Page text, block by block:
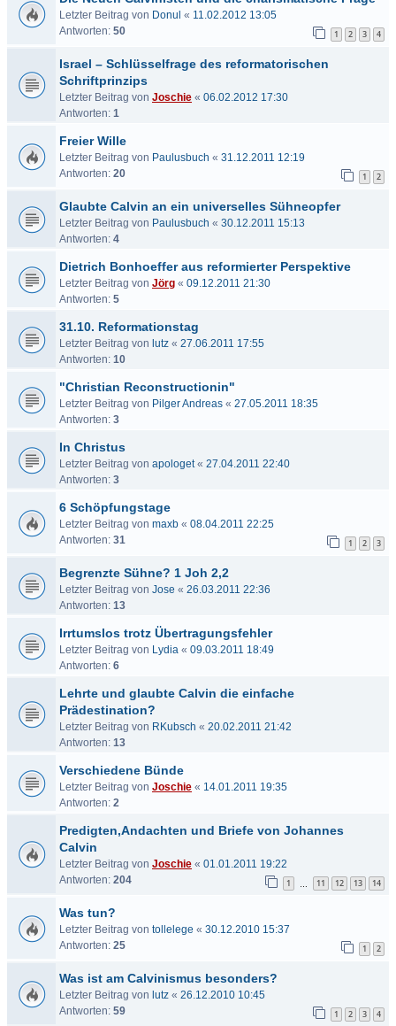
Letzter Beitrag von Donul « 11.02.2012 13:05
Antworten: 50 1 2 3 4
Israel – Schlüsselfrage des reformatorischen
Schriftprinzips
Letzter Beitrag von Joschie « 06.02.2012 17:30
Antworten: 1
Freier Wille
Letzter Beitrag von Paulusbuch « 31.12.2011 12:19
Antworten: 20 1 2
Glaubte Calvin an ein universelles Sühneopfer
Letzter Beitrag von Paulusbuch « 30.12.2011 15:13
Antworten: 4
Dietrich Bonhoeffer aus reformierter Perspektive
Letzter Beitrag von Jörg « 09.12.2011 21:30
Antworten: 5
31.10. Reformationstag
Letzter Beitrag von lutz « 27.06.2011 17:55
Antworten: 10
"Christian Reconstructionin"
Letzter Beitrag von Pilger Andreas « 27.05.2011 18:35
Antworten: 3
In Christus
Letzter Beitrag von apologet« 27.04.2011 22:40
Antworten: 3
6 Schöpfungstage
Letzter Beitrag von maxb « 08.04.2011 22:25
Antworten: 31 1 2 3
Begrenzte Sühne? 1 Joh 2,2
Letzter Beitrag von Jose « 26.03.2011 22:36
Antworten: 13
Irrtumslos trotz Übertragungsfehler
Letzter Beitrag von Lydia « 09.03.2011 18:49
Antworten: 6
Lehrte und glaubte Calvin die einfache
Prädestination?
Letzter Beitrag von RKubsch « 20.02.2011 21:42
Antworten: 13
Verschiedene Bünde
Letzter Beitrag von Joschie « 14.01.2011 19:35
Antworten: 2
Predigten,Andachten und Briefe von Johannes
Calvin
Letzter Beitrag von Joschie « 01.01.2011 19:22
Antworten: 204 1 11 12 13 14
Was tun?
Letzter Beitrag von tollelege « 30.12.2010 15:37
Antworten: 25 1 2
Was ist am Calvinismus besonders?
Letzter Beitrag von lutz « 26.12.2010 10:45
Antworten: 59 1 2 3 4